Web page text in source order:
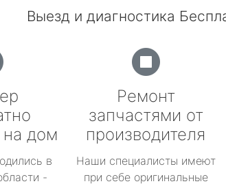
Выезд и диагностика
дом
в
-
Ремонт
запчастями от
производителя
Наши специалисты имеют
при себе оригинальные